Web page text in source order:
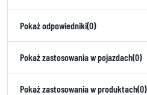
Pokaż odpowiedniki(0)
Pokaż zastosowania w pojazdach(0)
Pokaż zastosowania w produktach(0)